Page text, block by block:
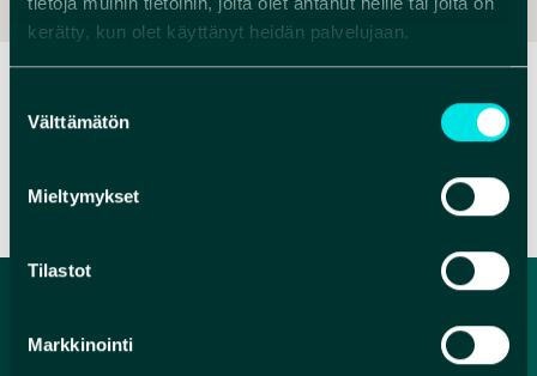
kerätty, kun olet käyttänyt heidän palvelujaan.
valinta
Välttämätön
Mieltymykset
Tilastot
Markkinointi